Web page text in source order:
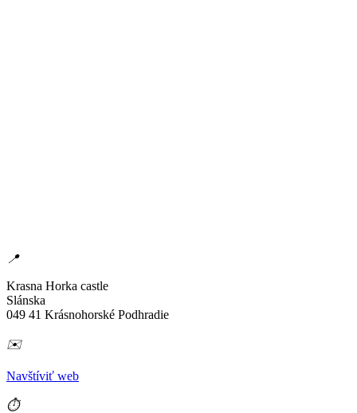
📍
Krasna Horka castle
Slánska
049 41 Krásnohorské Podhradie
✉️
Navštíviť web
⏱️